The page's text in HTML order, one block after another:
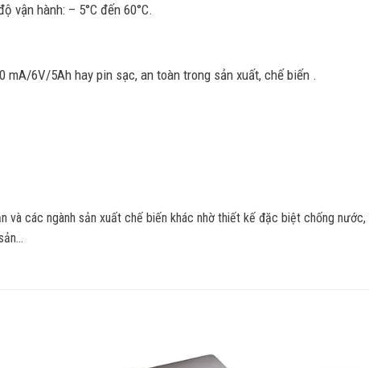
vận hành: – 5°C đến 60°C.
mA/6V/5Ah hay pin sạc, an toàn trong sản xuất, chế biến .
và các ngành sản xuất chế biến khác nhờ thiết kế đặc biệt chống